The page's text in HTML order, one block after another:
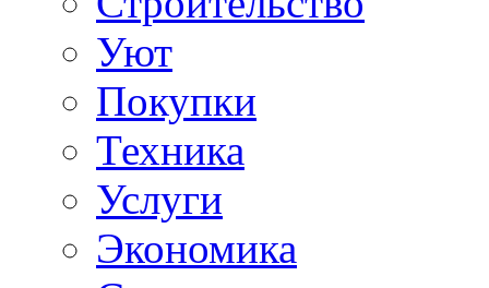
Уют
Покупки
Техника
Услуги
Экономика